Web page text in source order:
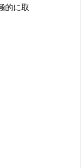
的に取